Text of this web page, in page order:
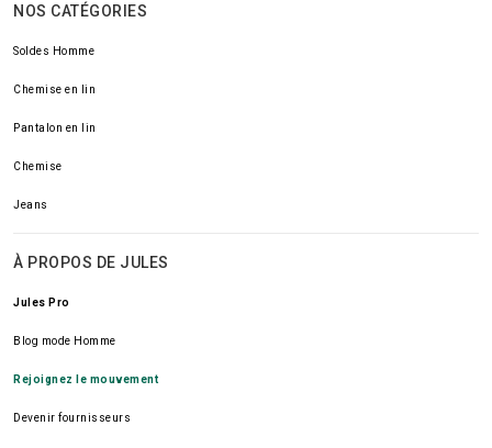
NOS CATÉGORIES
Soldes Homme
Chemise en lin
Pantalon en lin
Chemise
Jeans
À PROPOS DE JULES
Jules Pro
Blog mode Homme
Rejoignez le mouvement
Devenir fournisseurs